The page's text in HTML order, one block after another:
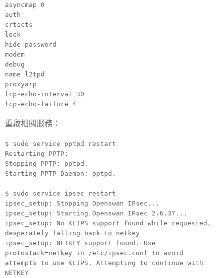
asyncmap 0
auth
crtscts
lock
hide-password
modem
debug
name l2tpd
proxyarp
lcp-echo-interval 30
lcp-echo-failure 4
重啟相關服務：
$ sudo service pptpd restart
Restarting PPTP:
Stopping PPTP: pptpd.
Starting PPTP Daemon: pptpd.
$ sudo service ipsec restart
ipsec_setup: Stopping Openswan IPsec...
ipsec_setup: Starting Openswan IPsec 2.6.37...
ipsec_setup: No KLIPS support found while requested,
desperately falling back to netkey
ipsec_setup: NETKEY support found. Use
protostack=netkey in /etc/ipsec.conf to avoid
attempts to use KLIPS. Attempting to continue with
NETKEY